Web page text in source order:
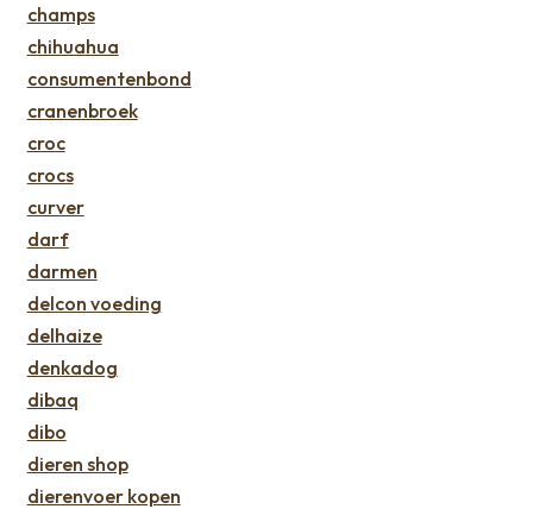
champs
chihuahua
consumentenbond
cranenbroek
croc
crocs
curver
darf
darmen
delcon voeding
delhaize
denkadog
dibaq
dibo
dieren shop
dierenvoer kopen